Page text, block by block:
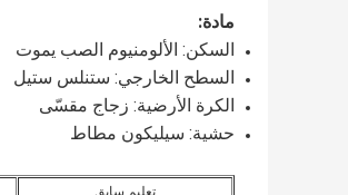
مادة:
السكن: الألومنيوم الصب يموت
السطح الخارجي: ستنلس ستيل
الكرة الأرضية: زجاج مقسّى
حشية: سيليكون مطاط